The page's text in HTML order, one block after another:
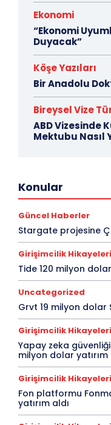
Ekonomi
“Ekonomi
Duyacak”
Köşe Yazıları
Bir Anadolu
Bireysel Vize
ABD Vizesinde
Mektubu Nasıl
Konular
Güncel Haberler
Stargate projesine
Girişimcilik Hikayeleri
Tide 120 milyon
Uncategorized
Grvt 19 milyon dolar
Girişimcilik Hikayeleri
Yapay zeka
milyon dolar yatırım
Girişimcilik Hikayeleri
Fon platformu
yatırım aldı